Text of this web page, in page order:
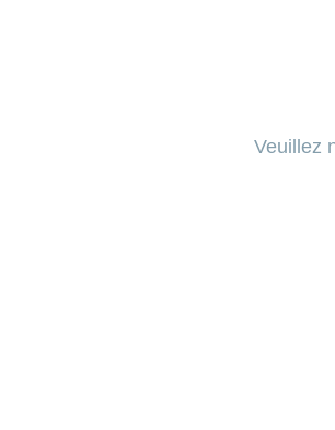
Veuillez